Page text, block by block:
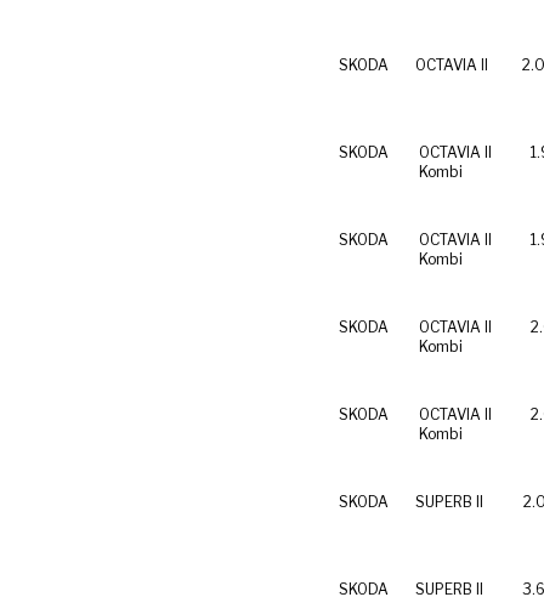
SKODA OCTAVIA II
SKODA
OCTAVIA II
Kombi
SKODA
OCTAVIA II
Kombi
SKODA
OCTAVIA II
Kombi
SKODA
OCTAVIA II
Kombi
SKODA SUPERB II
SKODA SUPERB II